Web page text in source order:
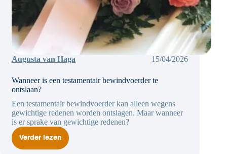
Augusta van Haga 15/04/2026
Wanneer is een testamentair bewindvoerder te
ontslaan?
Een testamentair bewindvoerder kan alleen wegens
gewichtige redenen worden ontslagen. Maar wanneer
is er sprake van gewichtige redenen?
Verder lezen
Wanneer